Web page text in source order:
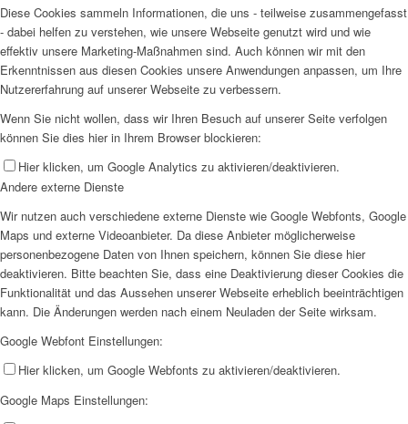
Diese Cookies sammeln Informationen, die uns - teilweise zusammengefasst
- dabei helfen zu verstehen, wie unsere Webseite genutzt wird und wie
effektiv unsere Marketing-Maßnahmen sind. Auch können wir mit den
Erkenntnissen aus diesen Cookies unsere Anwendungen anpassen, um Ihre
Nutzererfahrung auf unserer Webseite zu verbessern.
Wenn Sie nicht wollen, dass wir Ihren Besuch auf unserer Seite verfolgen
können Sie dies hier in Ihrem Browser blockieren:
Hier klicken, um Google Analytics zu aktivieren/deaktivieren.
Andere externe Dienste
Wir nutzen auch verschiedene externe Dienste wie Google Webfonts, Google
Maps und externe Videoanbieter. Da diese Anbieter möglicherweise
personenbezogene Daten von Ihnen speichern, können Sie diese hier
deaktivieren. Bitte beachten Sie, dass eine Deaktivierung dieser Cookies die
Funktionalität und das Aussehen unserer Webseite erheblich beeinträchtigen
kann. Die Änderungen werden nach einem Neuladen der Seite wirksam.
Google Webfont Einstellungen:
Hier klicken, um Google Webfonts zu aktivieren/deaktivieren.
Google Maps Einstellungen: